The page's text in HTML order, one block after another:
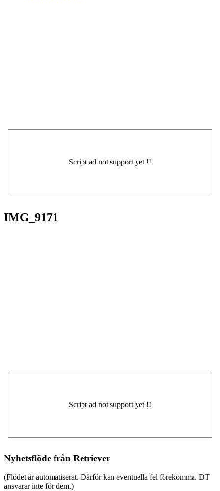
IMG_9171
Nyhetsflöde från Retriever
(Flödet är automatiserat. Därför kan eventuella fel förekomma. DT
ansvarar inte för dem.)